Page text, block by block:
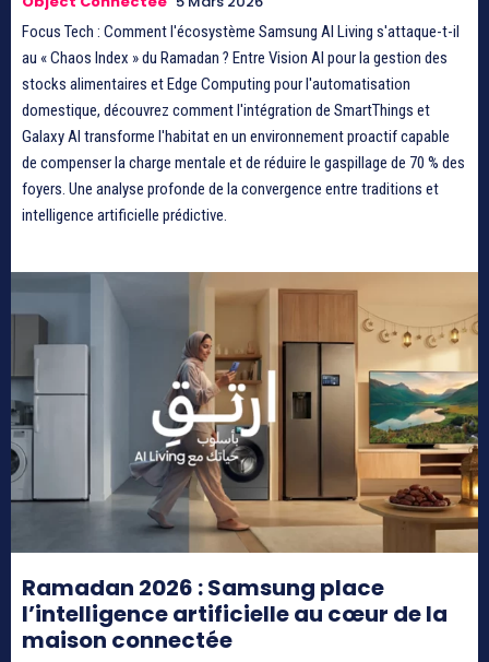
Focus Tech : Comment l'écosystème Samsung AI Living s'attaque-t-il
au « Chaos Index » du Ramadan ? Entre Vision AI pour la gestion des
stocks alimentaires et Edge Computing pour l'automatisation
domestique, découvrez comment l'intégration de SmartThings et
Galaxy AI transforme l'habitat en un environnement proactif capable
de compenser la charge mentale et de réduire le gaspillage de 70 % des
foyers. Une analyse profonde de la convergence entre traditions et
intelligence artificielle prédictive.
Ramadan 2026 : Samsung place
l’intelligence artificielle au cœur de la
maison connectée